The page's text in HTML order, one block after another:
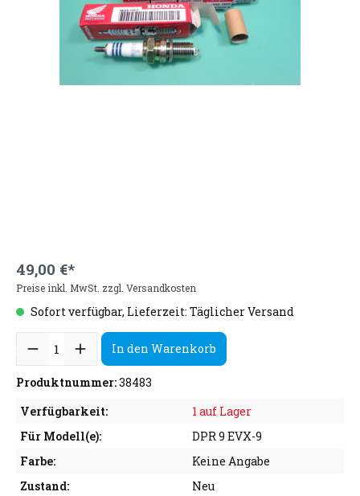
49,00 €*
Preise inkl. MwSt. zzgl. Versandkosten
Sofort verfügbar, Lieferzeit: Täglicher Versand
In den Warenkorb
Produktnummer:38483
Verfügbarkeit:
1 auf Lager
Für Modell(e):
DPR 9 EVX-9
Farbe:
Keine Angabe
Zustand:
Neu